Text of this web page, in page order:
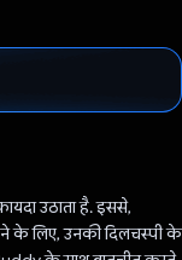
उठाता है. इससे,
के लिए, उनकी दिलचस्पी के